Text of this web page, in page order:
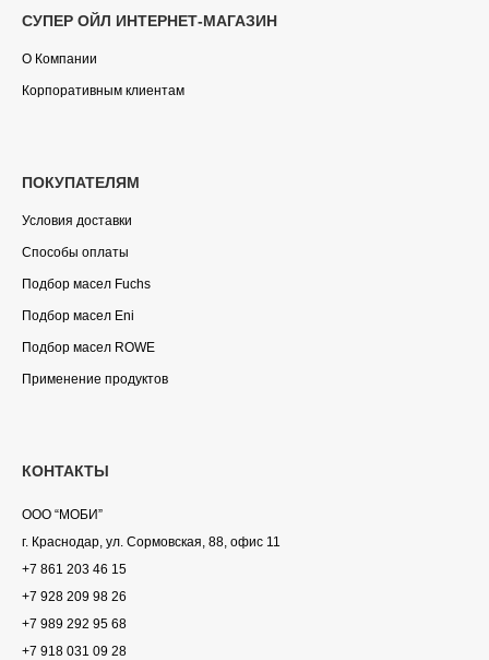
СУПЕР ОЙЛ ИНТЕРНЕТ-МАГАЗИН
О Компании
Корпоративным клиентам
ПОКУПАТЕЛЯМ
Условия доставки
Способы оплаты
Подбор масел Fuchs
Подбор масел Eni
Подбор масел ROWE
Применение продуктов
КОНТАКТЫ
ООО “МОБИ”
г. Краснодар, ул. Сормовская, 88, офис 11
+7 861 203 46 15
+7 928 209 98 26
+7 989 292 95 68
+7 918 031 09 28